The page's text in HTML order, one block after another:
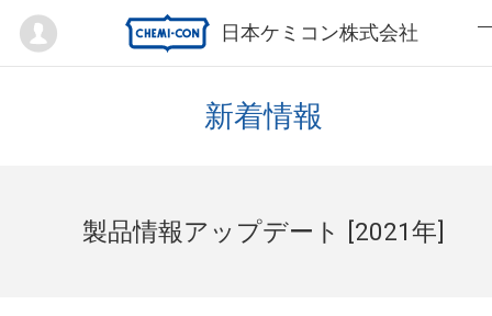
日本ケミコン株式会社
Mypage
新着情報
製品情報アップデート [2021年]